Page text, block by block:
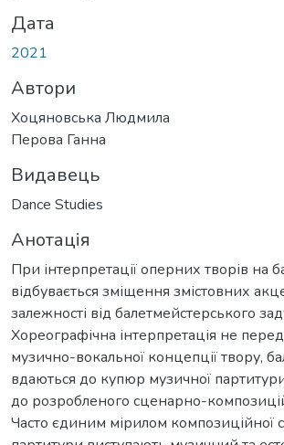
Дата
2021
Автори
Хоцяновська Людмила
Перова Ганна
Видавець
Dance Studies
Анотація
При інтерпретації оперних творів на
відбувається зміщення змістовних
залежності від балетмейстерського
Хореографічна інтерпретація не
музично-вокальної концепції твору,
вдаються до купюр музичної партитури
до розробленого сценарно-
Часто єдиним мірилом композиційної